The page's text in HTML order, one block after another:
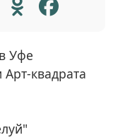
Уфе
квадрата